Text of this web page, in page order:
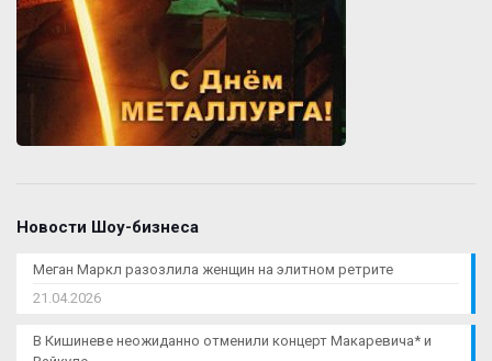
Новости Шоу-бизнеса
Меган Маркл разозлила женщин на элитном ретрите
21.04.2026
В Кишиневе неожиданно отменили концерт Макаревича* и